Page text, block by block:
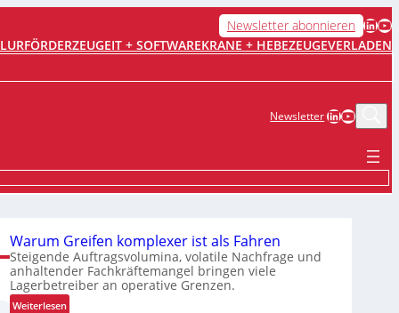
Newsletter abonnieren LinkedIn YouTube
IT + SOFTWAREKRANE + HEBEZEUGEVERLADEN
NewsletterLinkedIn
Warum Greifen komplexer ist als Fahren
Steigende Auftragsvolumina, volatile Nachfrage und
anhaltender Fachkräftemangel bringen viele
Lagerbetreiber an operative Grenzen.
Weiterlesen: